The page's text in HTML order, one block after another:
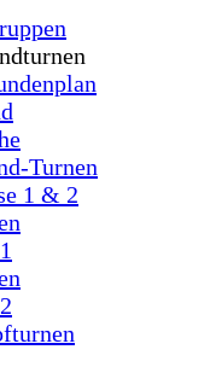
Turnen
1 & 2